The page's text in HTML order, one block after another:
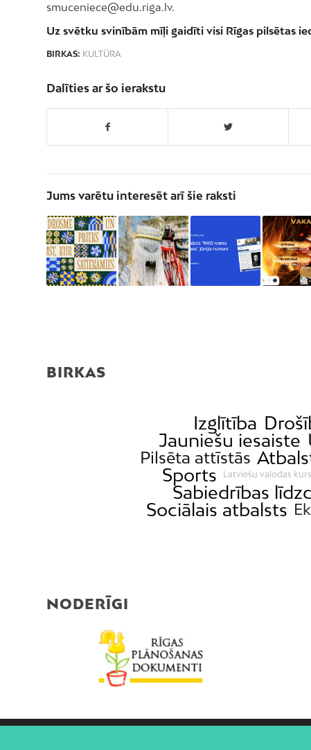
smuceniece@edu.riga.lv.
Uz svētku svinībām mīļi gaidīti visi Rīgas pilsētas
BIRKAS: KULTŪRA
Dalīties ar šo ierakstu
Jums varētu interesēt arī šie raksti
BIRKAS
Izglītība
Jauniešu iesaiste
Pilsēta attīstās
Sports
Latviešu valodas
Sabiedrības
Sociālais atbalsts
NODERĪGI